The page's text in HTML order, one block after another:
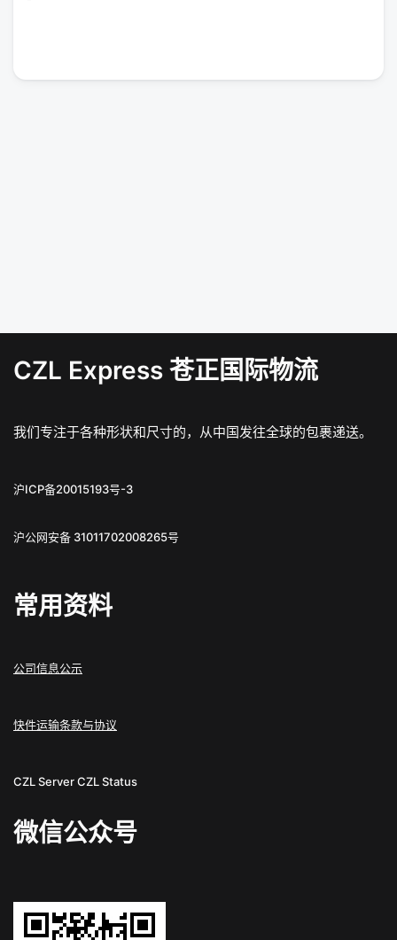
CZL Express 苍正国际物流
我们专注于各种形状和尺寸的，从中国发往全球的包裹递送。
沪ICP备20015193号-3
沪公网安备 31011702008265号
常用资料
公司信息公示
快件运输条款与协议
CZL ServerCZL Status
微信公众号